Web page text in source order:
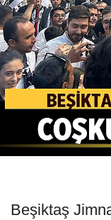
Beşiktaş